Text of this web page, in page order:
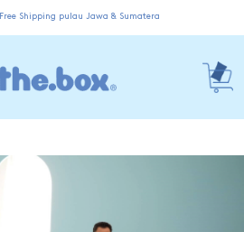
Free Shipping pulau Jawa & Sumatera